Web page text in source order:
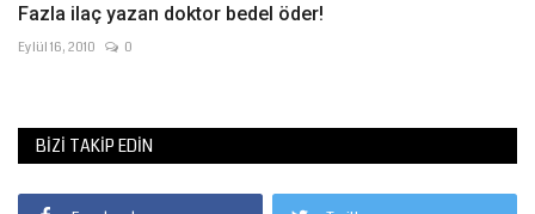
Fazla ilaç yazan doktor bedel öder!
Eylül 16, 2010 0
BIZI TAKIP EDIN